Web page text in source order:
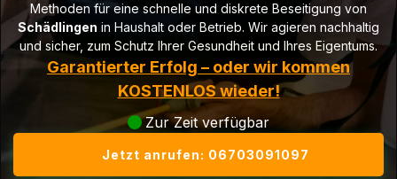
Methoden für eine schnelle und diskrete Beseitigung von
Schädlingen in Haushalt oder Betrieb. Wir agieren nachhaltig
und sicher, zum Schutz Ihrer Gesundheit und Ihres Eigentums.
Garantierter Erfolg – oder wir kommen
KOSTENLOS wieder!
Zur Zeit verfügbar
Jetzt anrufen: 06703091097